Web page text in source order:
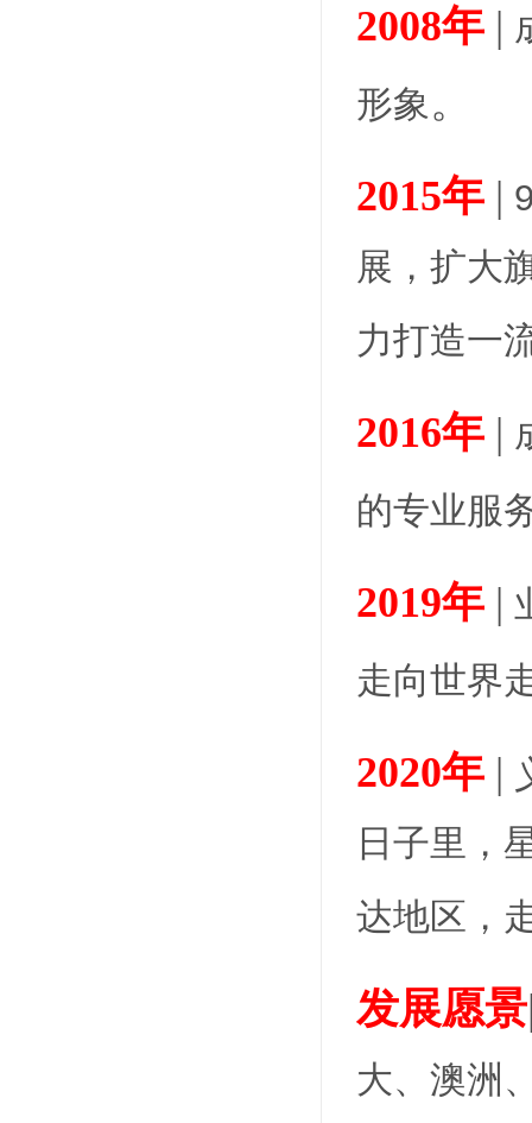
2008年 |
形象 。
2015年 |
展，扩大
力打造一
2016年 |
的专业服
2019年 |
走向世界
2020年 |
日子里，
达地区，
发展愿景
大、澳洲